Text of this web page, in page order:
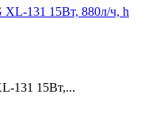
131 15Вт,...